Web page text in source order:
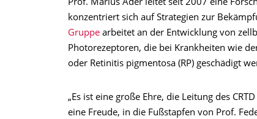
Prof. Marius Ader leitet seit 2007 eine
konzentriert sich auf Strategien zur
Gruppe arbeitet an der Entwicklung von
Photorezeptoren, die bei Krankheiten wie
oder Retinitis pigmentosa (RP) geschädigt
„Es ist eine große Ehre, die Leitung des
eine Freude, in die Fußstapfen von Prof.